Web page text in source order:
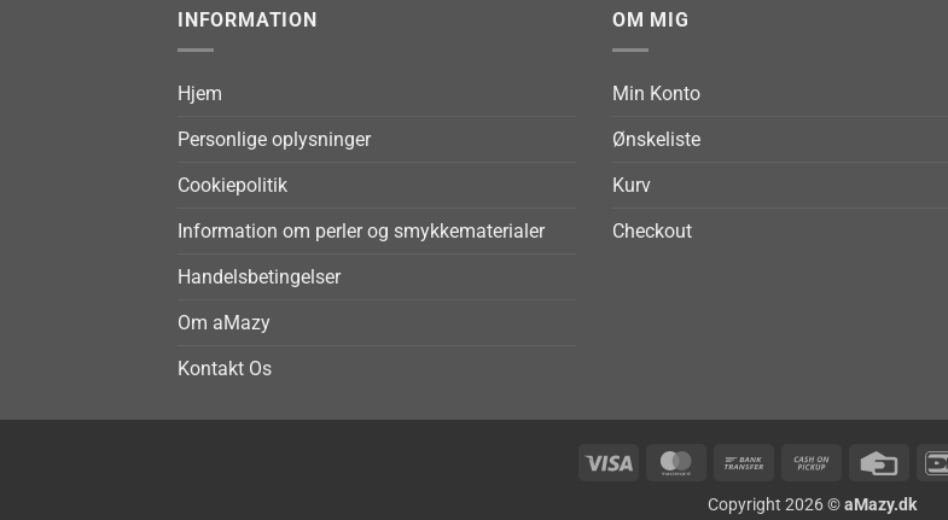
INFORMATION
Hjem
Personlige oplysninger
Cookiepolitik
Information om perler og smykkematerialer
Handelsbetingelser
Om aMazy
Kontakt Os
OM MIG
Min Konto
Ønskeliste
Kurv
Checkout
Visa MasterCardBank
Cash
Credit
Copyright 2026 ©aMazy.dk